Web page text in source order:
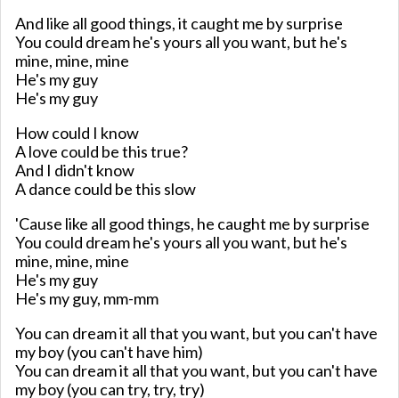
And like all good things, it caught me by surprise
You could dream he's yours all you want, but he's
mine, mine, mine
He's my guy
He's my guy
How could I know
A love could be this true?
And I didn't know
A dance could be this slow
'Cause like all good things, he caught me by surprise
You could dream he's yours all you want, but he's
mine, mine, mine
He's my guy
He's my guy, mm-mm
You can dream it all that you want, but you can't have
my boy (you can't have him)
You can dream it all that you want, but you can't have
my boy (you can try, try, try)